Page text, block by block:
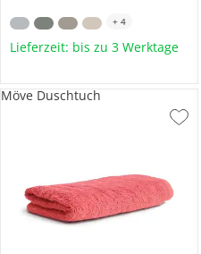
+ 4
Lieferzeit: bis zu 3 Werktage
Möve Duschtuch